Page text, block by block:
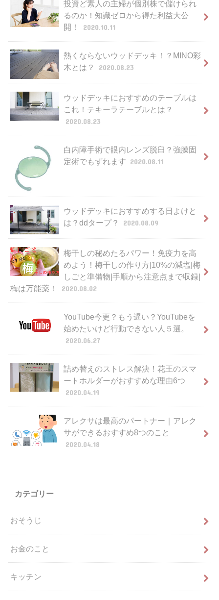
投資ど素人の主婦が個別株で儲けられ
るのか！知識ゼロから得た利益大公
開！
2020.10.11
熱くならないウッドデッキ！？MINO彩
木とは？
2020.08.23
ウッドデッキにおすすめのテーブルは
これ！テキーラテーブルとは？
2020.08.23
白内障手術で眼内レンズ脱臼？強膜固
定術でもずれます 2020.08.11
ウッドデッキにおすすめする日よけと
は？ddタープ？
2020.08.09
梅干しの秘めたるパワー！免疫力を高
めよう！梅干しの作り方|10%の減塩|梅
しごと準備物|手順から注意点まで収録|
梅は万能薬！
2020.08.02
YouTube今更？もう遅い？YouTubeを
始めたいけど行動できない人５選。
2020.06.27
詰め替えのストレス解決！花王のスマ
ートホルダーがおすすめな理由6つ
2020.04.19
アレクサは最高のパートナー｜アレク
サができるおすすめ8つのこと
2020.04.18
カテゴリー
おそうじ
お金のこと
キッチン